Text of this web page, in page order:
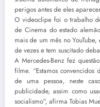
perigos antes de eles
O videoclipe foi o trabalho
de Cinema do estado
mais de um mês no
de vezes e tem suscitado
A Mercedes-Benz fez
filme. “Estamos
de uma pessoa, neste
publicidade, assim como
socialismo”, afirma Tobias